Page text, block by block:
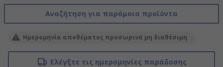
Αναζήτηση για παρόμοια προϊόντα
Ημερομηνία αποθέματος προσωρινά μη διαθέσιμη
Ελέγξτε τις ημερομηνίες παράδοσης